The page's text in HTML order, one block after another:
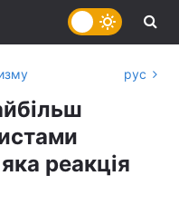
рус
реакція